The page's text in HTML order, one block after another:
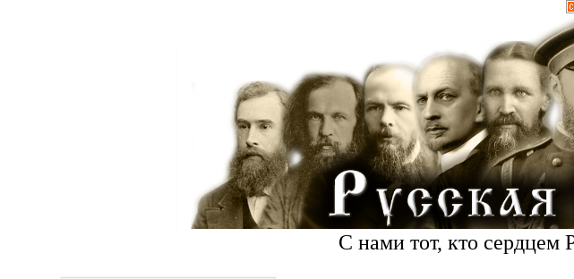
С нами тот, кто сердцем